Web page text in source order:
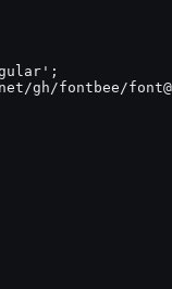
gh/fontbee/